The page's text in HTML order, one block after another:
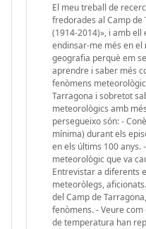
El meu treball de
fredorades al Camp de
(1914-2014)», i amb
endinsar-me més en
geografia perquè em
aprendre i saber més
fenòmens
Tarragona i sobretot
meteorològics amb
persegueixo són: -
mínima) durant els
en els últims 100 anys.
meteorològic que va
Entrevistar a diferents
meteoròlegs,
del Camp de
fenòmens. - Veure
de temperatura han